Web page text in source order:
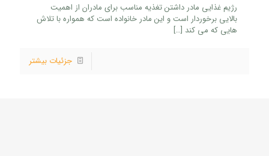
رژیم غذایی مادر داشتن تغذیه مناسب برای مادران از اهمیت
بالایی برخوردار است و این مادر خانواده است که همواره با تلاش
هایی که می کند […]
جزئیات بیشتر